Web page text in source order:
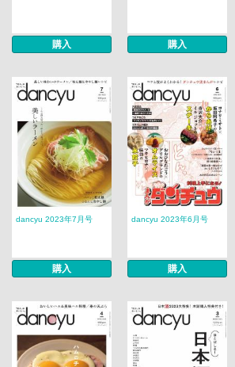
購入 購入
dancyu 2023年7月号
購入
dancyu 2023年6月号
購入